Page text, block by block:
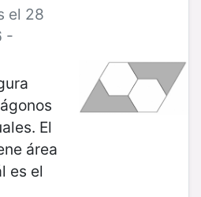
el 28
-
El
área
es el